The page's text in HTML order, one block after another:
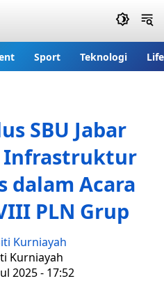
Sport Teknologi
SBU Jabar
Infrastruktur
dalam Acara
PLN Grup
Kurniayah
Kurniayah
2025 - 17:52